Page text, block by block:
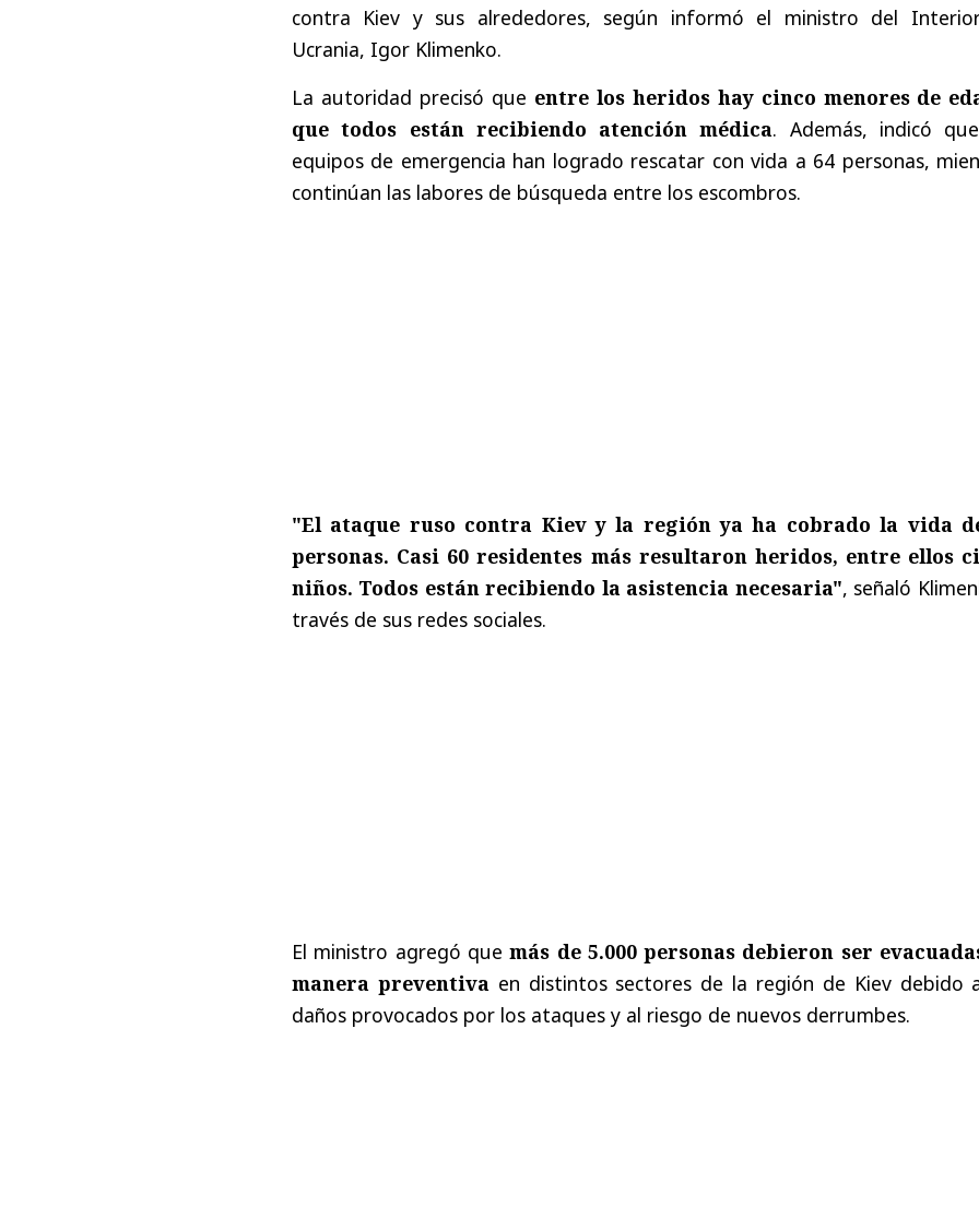
contra Kiev y sus alrededores, según informó el ministro del
Ucrania, Igor Klimenko.
La autoridad precisó que entre los heridos hay cinco menores de
que todos están recibiendo atención médica. Además, indicó
equipos de emergencia han logrado rescatar con vida a 64 personas,
continúan las labores de búsqueda entre los escombros.
"El ataque ruso contra Kiev y la región ya ha cobrado la vida
personas. Casi 60 residentes más resultaron heridos, entre ellos
niños. Todos están recibiendo la asistencia necesaria", señaló
través de sus redes sociales.
El ministro agregó quemás de 5.000 personas debieron ser
manera preventiva en distintos sectores de la región de Kiev debido
daños provocados por los ataques y al riesgo de nuevos derrumbes.